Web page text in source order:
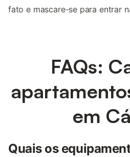
fato e mascare-se para entrar
FAQs:
em
Quais os